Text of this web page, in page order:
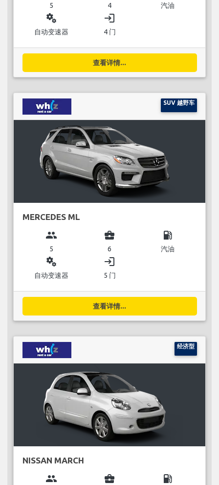
5 4 汽油
miscellaneous_services
自动变速器
login
4 门
查看详情...
SUV 越野车
MERCEDES ML
group
5
business_center
6
local_gas_station
汽油
miscellaneous_services
自动变速器
login
5 门
查看详情...
经济型
NISSAN MARCH
group business_center local_gas_station